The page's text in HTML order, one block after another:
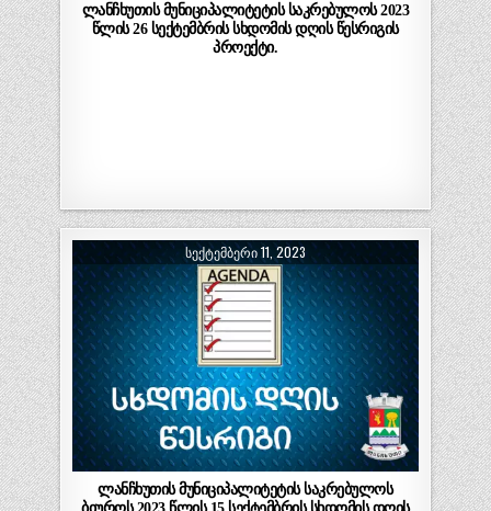
ლანჩხუთის მუნიციპალიტეტის საკრებულოს 2023
წლის 26 სექტემბრის სხდომის დღის წესრიგის
პროექტი.
ᲡᲔᲥᲢᲔᲛᲑᲔᲠᲘ 11, 2023
ლანჩხუთის მუნიციპალიტეტის საკრებულოს